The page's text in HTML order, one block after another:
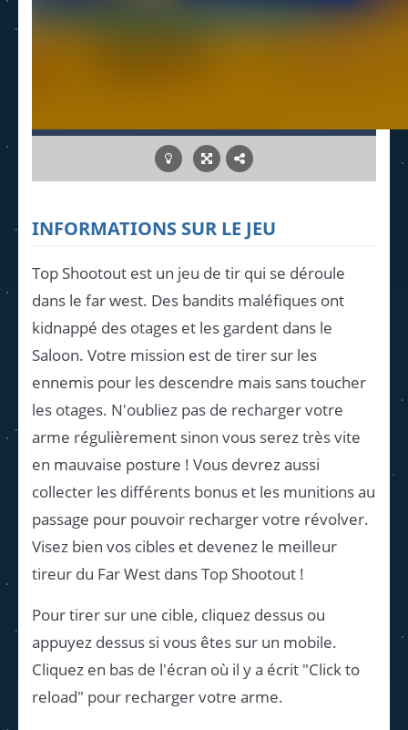
INFORMATIONS SUR LE JEU
Top Shootout est un jeu de tir qui se déroule
dans le far west. Des bandits maléfiques ont
kidnappé des otages et les gardent dans le
Saloon. Votre mission est de tirer sur les
ennemis pour les descendre mais sans toucher
les otages. N'oubliez pas de recharger votre
arme régulièrement sinon vous serez très vite
en mauvaise posture ! Vous devrez aussi
collecter les différents bonus et les munitions au
passage pour pouvoir recharger votre révolver.
Visez bien vos cibles et devenez le meilleur
tireur du Far West dans Top Shootout !
Pour tirer sur une cible, cliquez dessus ou
appuyez dessus si vous êtes sur un mobile.
Cliquez en bas de l'écran où il y a écrit "Click to
reload" pour recharger votre arme.